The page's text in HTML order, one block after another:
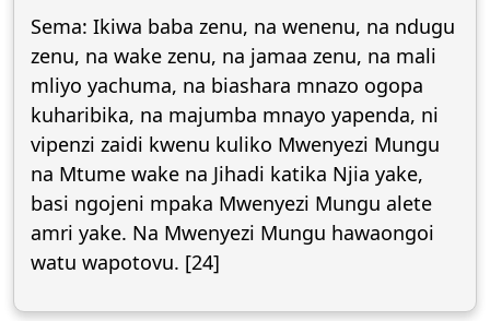
Sema: Ikiwa baba zenu, na wenenu, na ndugu
zenu, na wake zenu, na jamaa zenu, na mali
mliyo yachuma, na biashara mnazo ogopa
kuharibika, na majumba mnayo yapenda, ni
vipenzi zaidi kwenu kuliko Mwenyezi Mungu
na Mtume wake na Jihadi katika Njia yake,
basi ngojeni mpaka Mwenyezi Mungu alete
amri yake. Na Mwenyezi Mungu hawaongoi
watu wapotovu. [24]